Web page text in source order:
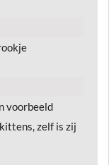
voorbeeld
zelf is zij